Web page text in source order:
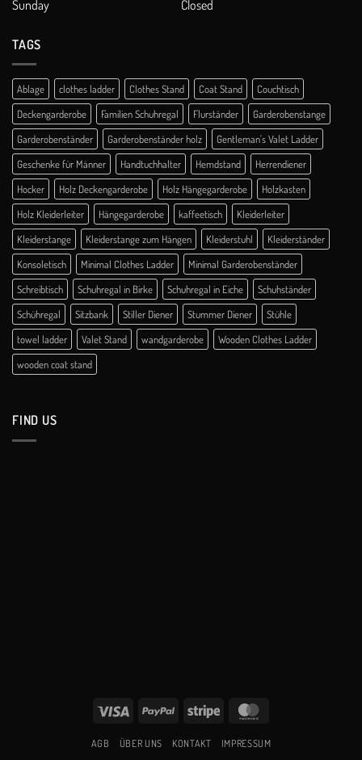
Sunday
Closed
TAGS
Ablage clothes ladder Clothes Stand Coat Stand
Couchtisch
Deckengarderobe
Familien Schuhregal Flurständer
Garderobenstange
Garderobenständer
Garderobenständer holz
Gentleman's Valet Ladder
Geschenke für Männer
Handtuchhalter Hemdstand
Herrendiener
Hocker
Holz Deckengarderobe Holz Hängegarderobe
Holzkasten
Holz Kleiderleiter
Hängegarderobe kaffeetisch
Kleiderleiter
Kleiderstange
Kleiderstange zum Hängen Kleiderstuhl
Kleiderständer
Konsoletisch
Minimal Clothes Ladder
Minimal Garderobenständer
Schreibtisch
Schuhregal in Birke Schuhregal in Eiche
Schuhständer
Schühregal
Sitzbank Stiller Diener Stummer Diener
Stühle
towel ladder
Valet Stand wandgarderobe
Wooden Clothes Ladder
wooden coat stand
FIND US
Visa PayPal Stripe
AGB ÜBER UNS KONTAKT IMPRESSUM